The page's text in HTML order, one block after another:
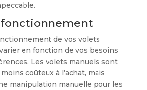
fonctionnement
de vos volets
en fonction de vos besoins
Les volets manuels sont
coûteux à l’achat, mais
manipulation manuelle pour les